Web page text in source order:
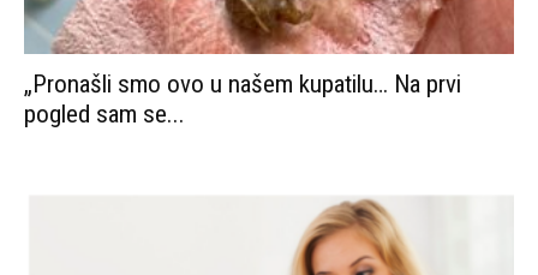
„Pronašli smo ovo u našem kupatilu… Na prvi
pogled sam se...